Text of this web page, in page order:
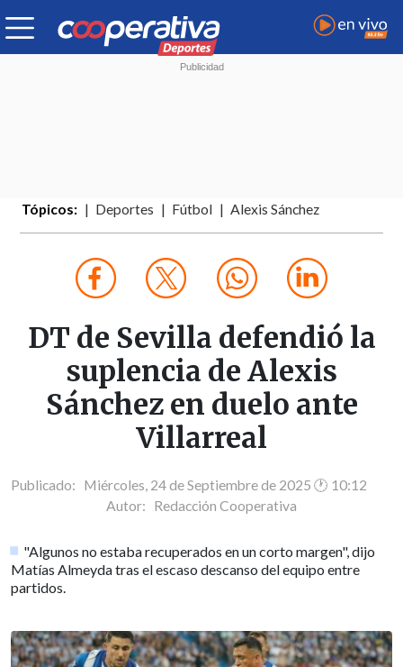
Tópicos: Deportes Fútbol Alexis Sánchez
DT de Sevilla defendió la
suplencia de Alexis
Sánchez en duelo ante
Villarreal
Publicado: Miércoles, 24 de Septiembre de 2025 🕐 10:12
Autor: Redacción Cooperativa
"Algunos no estaba recuperados en un corto margen", dijo
Matías Almeyda tras el escaso descanso del equipo entre
partidos.